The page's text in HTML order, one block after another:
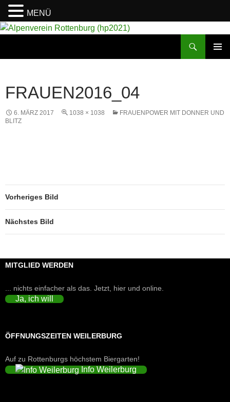
FRAUEN2016_04
6. MÄRZ 2017 1038 × 1038
FRAUENPOWER MIT DONNER UND
BLITZ
Vorheriges Bild
Nächstes Bild
MITGLIED WERDEN
... nichts einfacher als das. Jetzt, hier und online.
Ja, ich will
ÖFFNUNGSZEITEN WEILERBURG
Auf zu Rottenburgs höchstem Biergarten!
Info Weilerburg
MENÜ